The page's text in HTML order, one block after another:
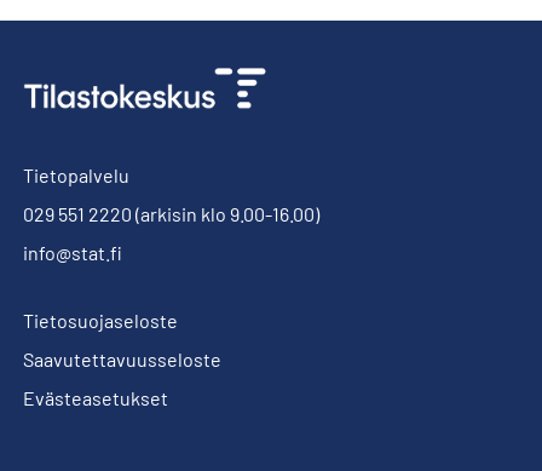
Tietopalvelu
029 551 2220 (arkisin klo 9.00-16.00)
info@stat.fi
Tietosuojaseloste
Saavutettavuusseloste
Evästeasetukset